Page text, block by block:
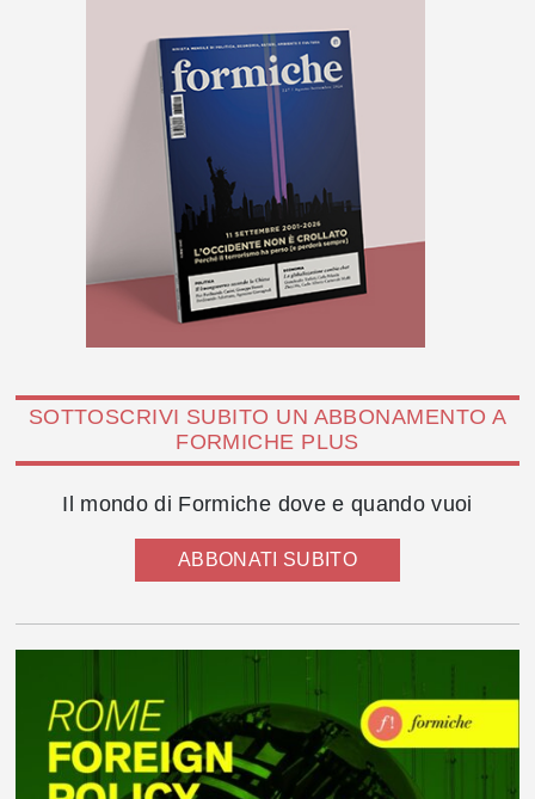
SOTTOSCRIVI SUBITO UN ABBONAMENTO A
FORMICHE PLUS
Il mondo di Formiche dove e quando vuoi
ABBONATI SUBITO